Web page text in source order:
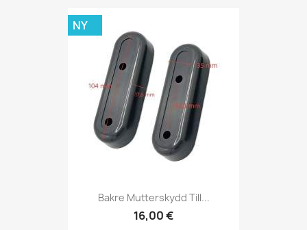
Bakre Mutterskydd Till...
16,00 €
NY